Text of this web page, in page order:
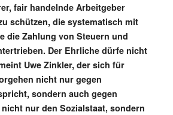
fair handelnde Arbeitgeber
schützen, die systematisch mit
die Zahlung von Steuern und
Der Ehrliche dürfe nicht
Uwe Zinkler, der sich für
nicht nur gegen
sondern auch gegen
nur den Sozialstaat, sondern